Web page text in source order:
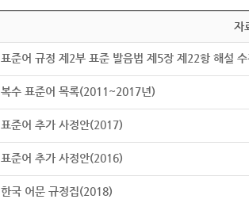
자
표준어 규정 제2부 표준 발음법 제5장 제22항 해설
복수 표준어 목록(2011~2017년)
표준어 추가 사정안(2017)
표준어 추가 사정안(2016)
한국 어문 규정집(2018)